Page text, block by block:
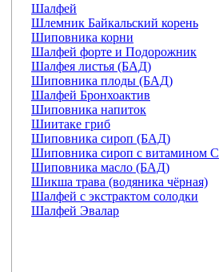
Шалфей
Шлемник Байкальский корень
Шиповника корни
Шалфей форте и Подорожник
Шалфея листья (БАД)
Шиповника плоды (БАД)
Шалфей Бронхоактив
Шиповника напиток
Шиитаке гриб
Шиповника сироп (БАД)
Шиповника сироп с витамином С
Шиповника масло (БАД)
Шикша трава (водяника чёрная)
Шалфей с экстрактом солодки
Шалфей Эвалар